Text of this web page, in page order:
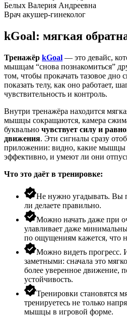
Белых Валерия Андреевна
Врач акушер-гинеколог
kGoal: мягкая
Тренажёр kGoal — это девайс,
мышцам “снова познакомиться”
том, чтобы прокачать тазовое дно
показать телу, как оно работает,
чувствительность и контроль.
Внутри тренажёра находится
мышцы сокращаются, камера
буквально чувствует силу и
движения. Эти сигналы сразу
приложении: видно, какие мышцы
эффективно, и умеют ли они
Что это даёт в тренировке:
Не нужно угадывать. Вы
ли делаете правильно.
Можно начать даже при
улавливает даже
по ощущениям кажется, что
Можно видеть прогресс.
заметными: сначала это
более уверенное движение,
устойчивость.
Тренировки становятся
тренируетесь не только
мышцы в игровой форме.